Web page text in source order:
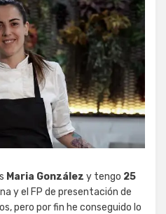
Maria González y tengo 25
y el FP de presentación de
pero por fin he conseguido lo